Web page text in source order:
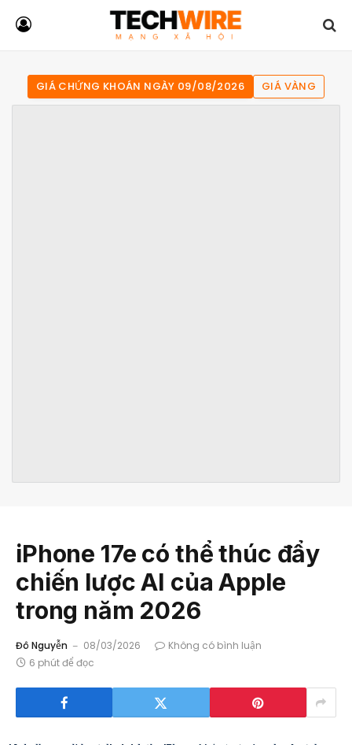
GIÁ CHỨNG KHOÁN NGÀY 09/08/2026 GIÁ VÀNG
iPhone 17e có thể thúc đẩy
chiến lược AI của Apple
trong năm 2026
Đô Nguyễn 08/03/2026
Không có bình luận
6 phút để đọc